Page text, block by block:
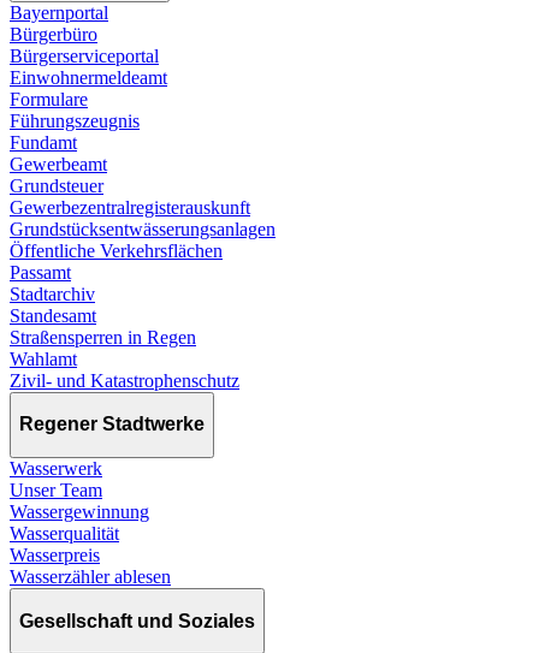
Bayernportal
Bürgerbüro
Bürgerserviceportal
Einwohnermeldeamt
Formulare
Führungszeugnis
Fundamt
Gewerbeamt
Grundsteuer
Gewerbezentralregisterauskunft
Grundstücksentwässerungsanlagen
Öffentliche Verkehrsflächen
Passamt
Stadtarchiv
Standesamt
Straßensperren in Regen
Wahlamt
Zivil- und Katastrophenschutz
Regener Stadtwerke
Wasserwerk
Unser Team
Wassergewinnung
Wasserqualität
Wasserpreis
Wasserzähler ablesen
Gesellschaft und Soziales